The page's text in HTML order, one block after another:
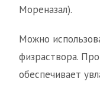
Мореназал).
Можно
физраствора.
обеспечивает